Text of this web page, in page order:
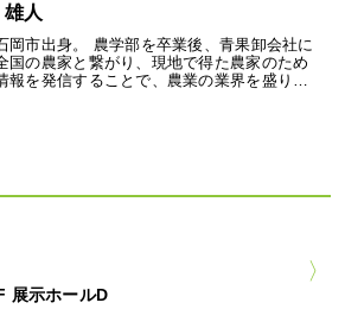
人
岡市出身。 農学部を卒業後、青果卸会社に
国の農家と繋がり、現地で得た農家のため
報を発信することで、農業の業界を盛り…
展示ホールD